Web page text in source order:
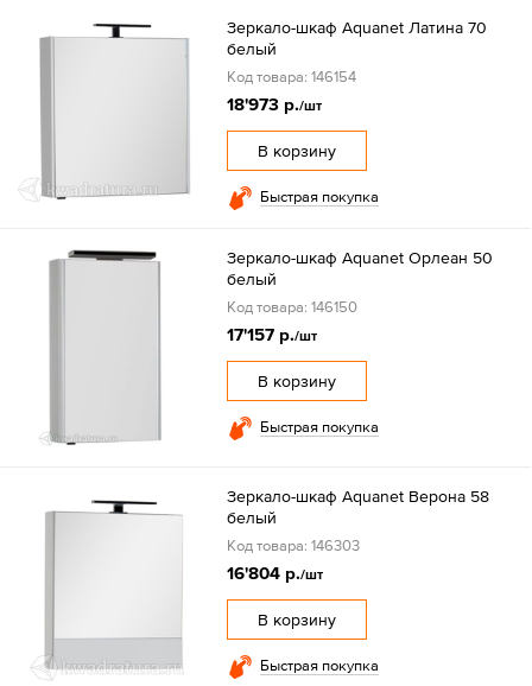
Зеркало-шкаф Aquanet Латина 70
белый
Код товара: 146154
18'973 р./шт
В корзину
Быстрая покупка
Зеркало-шкаф Aquanet Орлеан 50
белый
Код товара: 146150
17'157 р./шт
В корзину
Быстрая покупка
Зеркало-шкаф Aquanet Верона 58
белый
Код товара: 146303
16'804 р./шт
В корзину
Быстрая покупка